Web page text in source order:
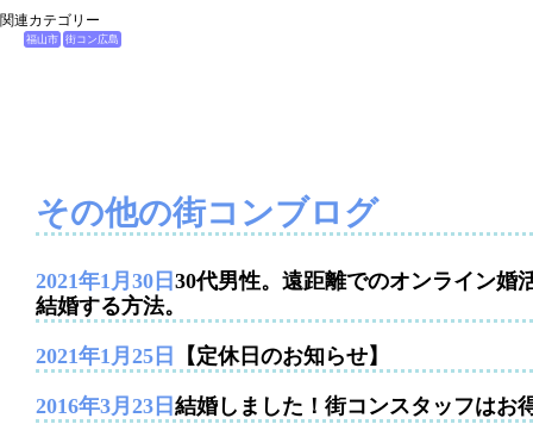
関連カテゴリー
福山市 街コン広島
その他の街コンブログ
2021年1月30日 30代男性。遠距離でのオンライン婚
結婚する方法。
2021年1月25日 【定休日のお知らせ】
2016年3月23日 結婚しました！街コンスタッフはお